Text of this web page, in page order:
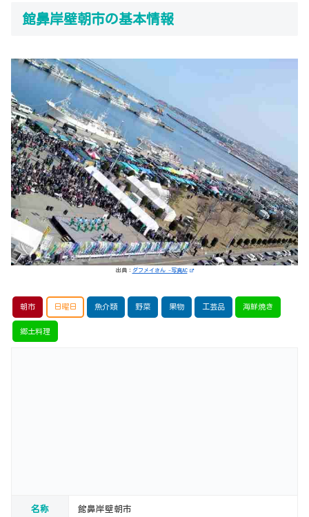
館鼻岸壁朝市の基本情報
出典： ダフメイさん -写真AC
朝市 日曜日 魚介類 野菜 果物 工芸品 海鮮焼き
郷土料理
名称 館鼻岸壁朝市